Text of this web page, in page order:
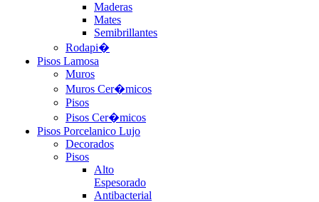
Maderas
Mates
Semibrillantes
Rodapi�
Pisos Lamosa
Muros
Muros Cer�micos
Pisos
Pisos Cer�micos
Pisos Porcelanico Lujo
Decorados
Pisos
Alto
Espesorado
Antibacterial